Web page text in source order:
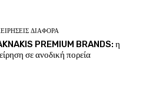
ΔΙΆΦΟΡΑ
PREMIUM BRANDS: η
σε ανοδική πορεία